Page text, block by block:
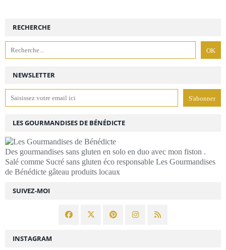
NEWSLETTER
SUIVEZ-MOI
RECHERCHE
LES GOURMANDISES DE BÉNÉDICTE
Des gourmandises sans gluten en solo en duo avec mon fiston .
Salé comme Sucré sans gluten éco responsable Les Gourmandises
de Bénédicte gâteau produits locaux
INSTAGRAM